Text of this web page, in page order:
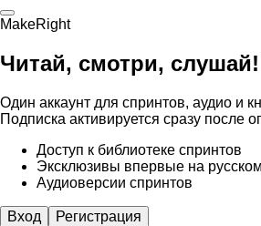
MakeRight
Читай, смотри, слушай!
Один аккаунт для спринтов, аудио и
Подписка активируется сразу после
Доступ к библиотеке спринтов
Эксклюзивы впервые на русском
Аудиоверсии спринтов
Вход Регистрация